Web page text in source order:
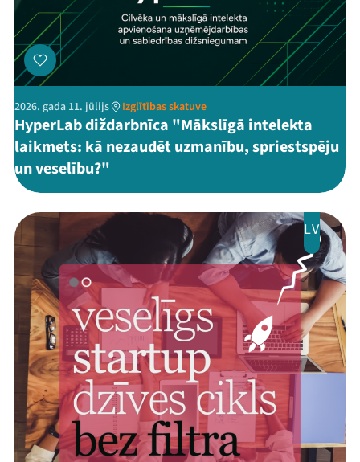
2026. gada 11. jūlijs Izglītības skatuve
HyperLab diždarbnīca "Mākslīgā intelekta
laikmets: kā nezaudēt uzmanību, spriestspēju
un veselību?"
LV